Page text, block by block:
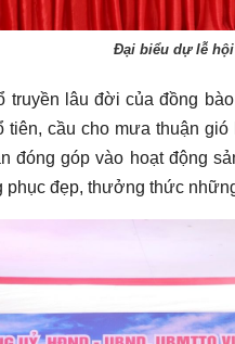
Đại biểu dự lễ
truyền lâu đời của đồng
cầu cho mưa thuận gió
đóng góp vào hoạt động
phục đẹp, thưởng thức